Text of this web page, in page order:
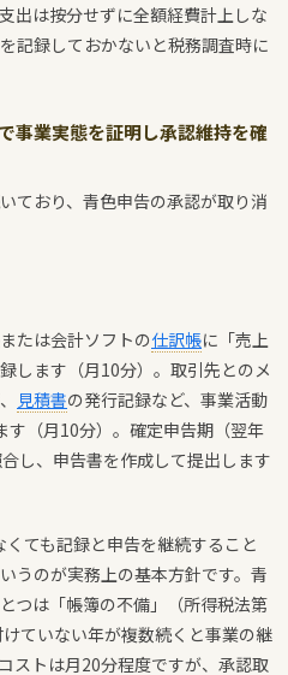
出は按分せずに全額経費計上しな
記録しておかないと税務調査時に
事業実態を証明し承認維持を確
ており、青色申告の承認が取り消
たは会計ソフトの仕訳帳に「売上
します（月10分）。取引先とのメ
見積書の発行記録など、事業活動
す（月10分）。確定申告期（翌年
し、申告書を作成して提出します
くても記録と申告を継続すること
うのが実務上の基本方針です。青
つは「帳簿の不備」（所得税法第
ていない年が複数続くと事業の継
ストは月20分程度ですが、承認取